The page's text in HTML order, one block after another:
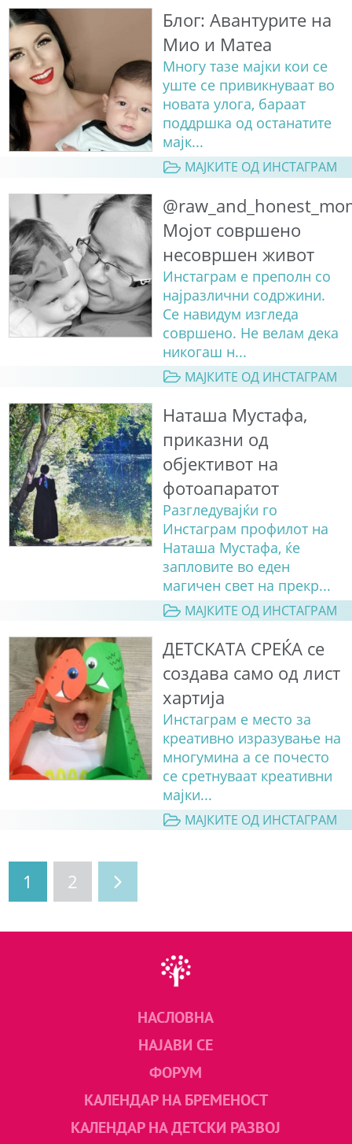
Блог: Авантурите на
Мио и Матеа
Многу тазе мајки кои се
уште се привикнуваат во
новата улога, бараат
поддршка од останатите
мајк...
МАЈКИТЕ ОД ИНСТАГРАМ
Мојот совршено
несовршен живот
Инстаграм е преполн со
најразлични содржини.
Се навидум изгледа
совршено. Не велам дека
никогаш н...
МАЈКИТЕ ОД ИНСТАГРАМ
Наташа Мустафа,
приказни од
објективот на
фотоапаратот
Разгледувајќи го
Инстаграм профилот на
Наташа Мустафа, ќе
запловите во еден
магичен свет на прекр...
МАЈКИТЕ ОД ИНСТАГРАМ
ДЕТСКАТА СРЕЌА се
создава само од лист
хартија
Инстаграм е место за
креативно изразување на
многумина а се почесто
се сретнуваат креативни
мајки...
МАЈКИТЕ ОД ИНСТАГРАМ
1 2
НАСЛОВНА
НАЈАВИ СЕ
ФОРУМ
КАЛЕНДАР НА БРЕМЕНОСТ
КАЛЕНДАР НА ДЕТСКИ РАЗВОЈ